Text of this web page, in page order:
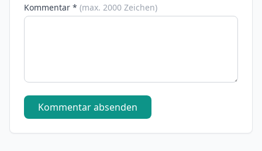
Kommentar * (max. 2000 Zeichen)
Kommentar absenden